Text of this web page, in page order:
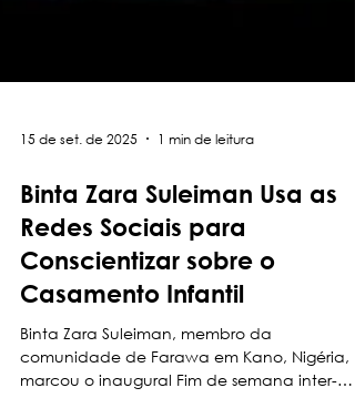
15 de set. de 2025 1 min de leitura
Binta Zara Suleiman Usa as
Redes Sociais para
Conscientizar sobre o
Casamento Infantil
Binta Zara Suleiman, membro da